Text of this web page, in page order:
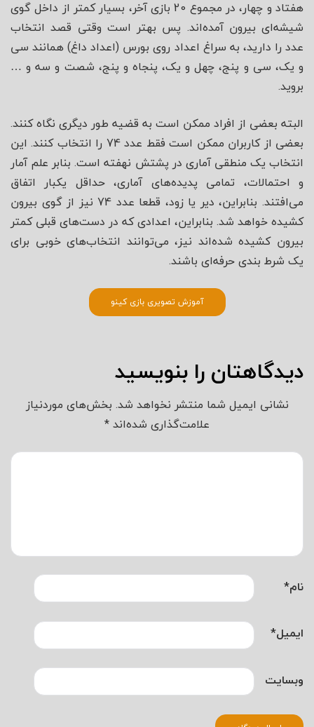
هفتاد و چهار، در مجموع 20 بازی آخر، بسیار کمتر از داخل گوی
شیشه‌ای بیرون آمده‌اند. پس بهتر است وقتی قصد انتخاب
عدد را دارید، به سراغ اعداد روی بورس (اعداد داغ) همانند سی
و یک، سی و پنج، چهل و یک، پنجاه و پنج، شصت و سه و …
بروید.
البته بعضی از افراد ممکن است به قضیه طور دیگری نگاه کنند.
بعضی از کاربران ممکن است فقط عدد 74 را انتخاب کنند. این
انتخاب یک منطقی آماری در پشتش نهفته است. بنابر علم آمار
و احتمالات، تمامی پدیده‌های آماری، حداقل یکبار اتفاق
می‌افتند. بنابراین، دیر یا زود، قطعا عدد 74 نیز از گوی بیرون
کشیده خواهد شد. بنابراین، اعدادی که در دست‌های قبلی کمتر
بیرون کشیده شده‌اند نیز، می‌توانند انتخاب‌های خوبی برای
یک شرط بندی حرفه‌ای باشند.
آموزش تصویری بازی کینو
دیدگاهتان را بنویسید
نشانی ایمیل شما منتشر نخواهد شد. بخش‌های موردنیاز
علامت‌گذاری شده‌اند*
نام*
ایمیل*
وبسایت